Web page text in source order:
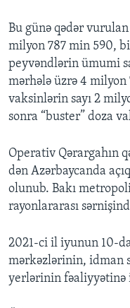
Bu günə qədər
milyon 787 min 590,
peyvəndlərin ümumi
mərhələ üzrə 4 milyon
vaksinlərin sayı 2
sonra “buster” doza
Operativ Qərargahın
dən Azərbaycanda
olunub. Bakı
rayonlararası
2021-ci il iyunun 10-
mərkəzlərinin, idman
yerlərinin fəaliyyətinə